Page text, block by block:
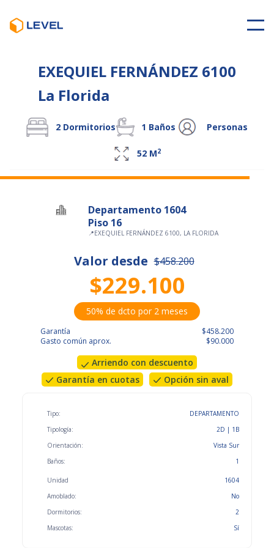
EXEQUIEL FERNÁNDEZ 6100
La Florida
2 Dormitorios 1 Baños Personas
52 M2
Departamento 1604
Piso 16
📍EXEQUIEL FERNÁNDEZ 6100, LA FLORIDA
Valor desde $458.200
$229.100
50% de dcto por 2 meses
Garantía
Gasto común aprox.
$458.200
$90.000
Arriendo con descuento
Garantía en cuotas
Opción sin aval
Tipo:
Tipología:
Orientación:
Baños:
DEPARTAMENTO
2D | 1B
Vista Sur
1
Unidad
Amoblado:
Dormitorios:
Mascotas:
1604
No
2
Sí